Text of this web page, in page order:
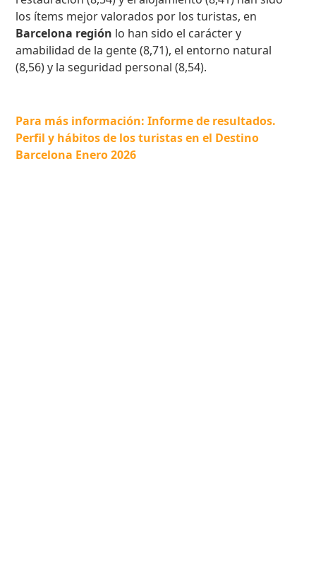
los ítems mejor valorados por los turistas, en
Barcelona región lo han sido el carácter y
amabilidad de la gente (8,71), el entorno natural
(8,56) y la seguridad personal (8,54).
Para más información: Informe de resultados.
Perfil y hábitos de los turistas en el Destino
Barcelona Enero 2026